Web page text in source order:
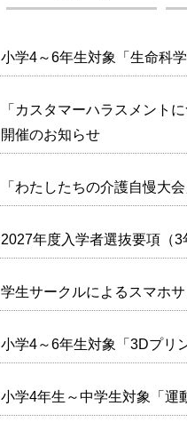
小学4～6年生対象「生命科
「カスタマーハラスメント
開催のお知らせ
「わたしたちの介護自慢大
2027年度入学者選抜要項（3
学生サークルによるスマホ
小学4～6年生対象「3Dプリ
小学4年生～中学生対象「運